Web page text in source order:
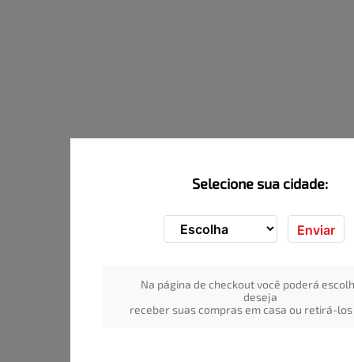
Selecione sua cidade:
Enviar
Na página de checkout você poderá
deseja
receber suas compras em casa ou retirá-